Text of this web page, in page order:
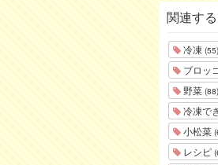
関連す
冷凍 (55)
ブロッ
野菜 (88)
冷凍で
小松菜
レシピ